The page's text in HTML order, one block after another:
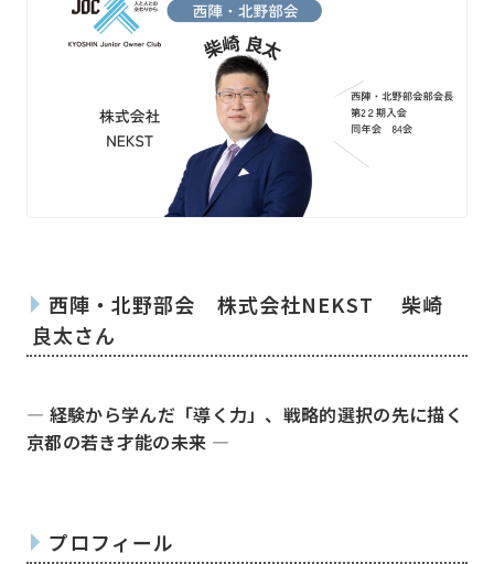
ホーム Home
西陣・北野部会 株式会社NEKST 柴崎
良太さん
― 経験から学んだ「導く力」、戦略的選択の先に描く
京都の若き才能の未来 ―
プロフィール